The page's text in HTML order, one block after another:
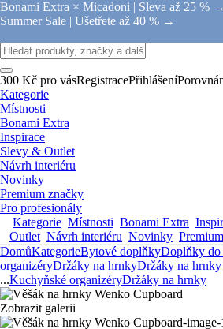
Bonami Extra × Micadoni | Sleva až 25 % →
Summer Sale | Ušetřete až 40 % →
300 Kč pro vásRegistracePřihlášení
Kategorie
Místnosti
Bonami Extra
Inspirace
Slevy & Outlet
Návrh interiéru
Novinky
Premium značky
Pro profesionály
Kategorie Místnosti Bonami Extra
Outlet Návrh interiéru Novinky
DomůKategorieBytové doplňkyDoplňky do
organizéryDržáky na hrnkyDržáky na hrnky
...Kuchyňské organizéryDržáky na hrnky
Zobrazit galerii